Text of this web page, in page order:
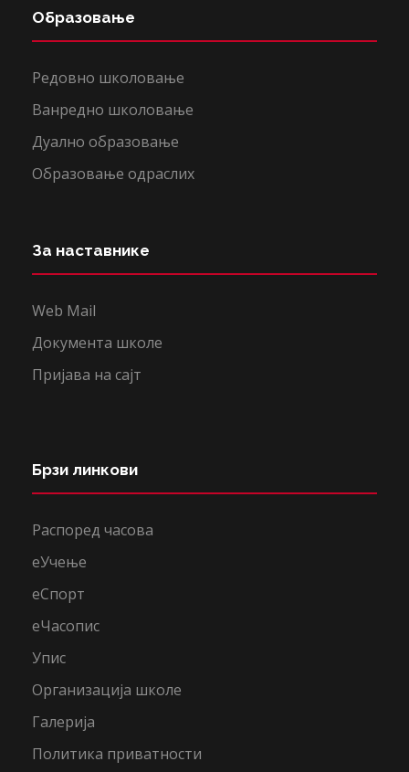
Образовање
Редовно школовање
Ванредно школовање
Дуално образовање
Образовање одраслих
За наставнике
Web Mail
Документа школе
Пријава на сајт
Брзи линкови
Распоред часова
еУчење
еСпорт
еЧасопис
Упис
Организација школе
Галерија
Политика приватности